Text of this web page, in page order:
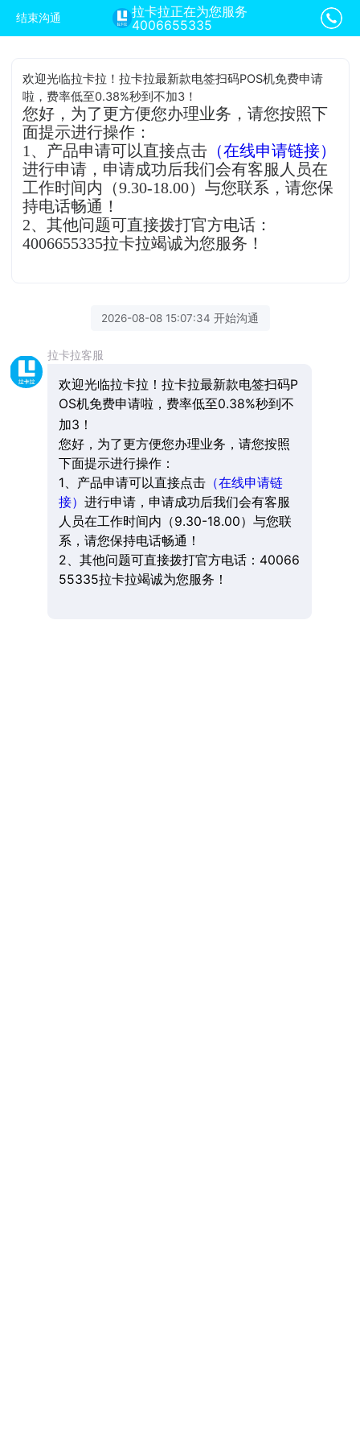
结束沟通
拉卡拉正在为您服务
4006655335
欢迎光临拉卡拉！拉卡拉最新款电签扫码POS机免费申请
啦，费率低至0.38%秒到不加3！
您好，为了更方便您办理业务，请您按照下
面提示进行操作：
1、产品申请可以直接点击 （在线申请链接）
进行申请，申请成功后我们会有客服人员在
工作时间内（9.30-18.00）与您联系，请您保
持电话畅通！
2、其他问题可直接拨打官方电话：
4006655335拉卡拉竭诚为您服务！
2026-08-08 15:07:34 开始沟通
拉卡拉客服
欢迎光临拉卡拉！拉卡拉最新款电签扫码P
OS机免费申请啦，费率低至0.38%秒到不
加3！
您好，为了更方便您办理业务，请您按照
下面提示进行操作：
1、产品申请可以直接点击（在线申请链
接） 进行申请，申请成功后我们会有客服
人员在工作时间内（9.30-18.00）与您联
系，请您保持电话畅通！
2、其他问题可直接拨打官方电话：40066
55335拉卡拉竭诚为您服务！